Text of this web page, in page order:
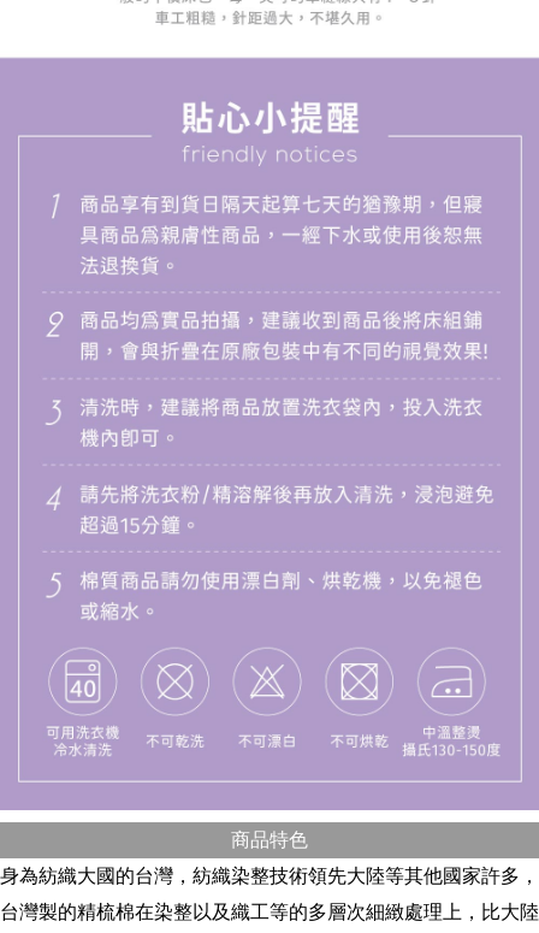
商品特色
身為紡織大國的台灣，紡織染整技術領先大陸等其他國家許多，
台灣製的精梳棉在染整以及織工等的多層次細緻處理上，比大陸